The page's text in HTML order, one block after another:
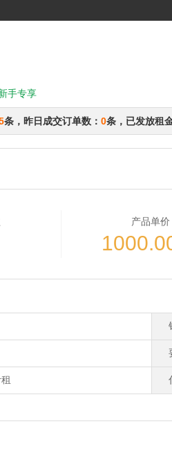
手专享
条，昨日成交订单数： 0条，已发放租
产品单价